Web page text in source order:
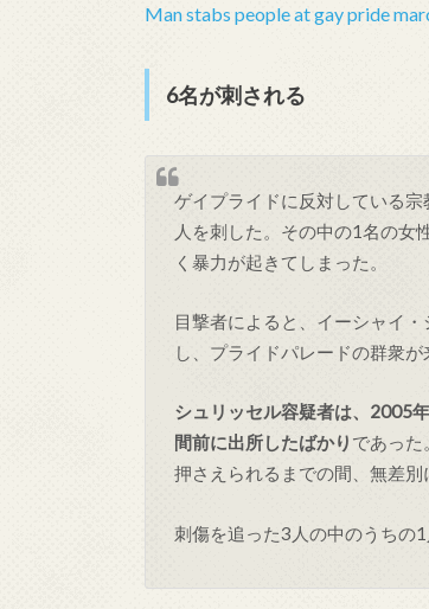
Man stabs people at gay pride
6名が刺される
ゲイプライドに反対している
人を刺した。その中の1名の女
く暴力が起きてしまった。
目撃者によると、イーシャイ
し、プライドパレードの群衆が
シュリッセル容疑者は、2005
間前に出所したばかり であった
押さえられるまでの間、無差別
刺傷を追った3人の中のうちの